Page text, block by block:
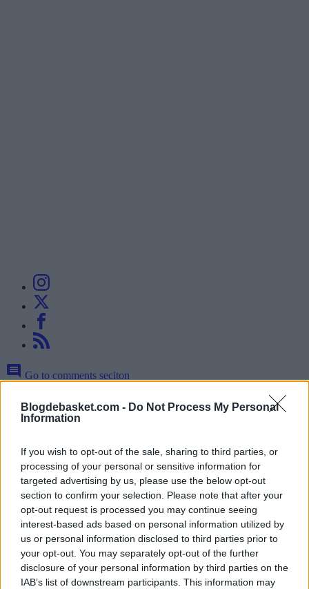
Blogdebasket.com - Do Not Process My Personal
Information
If you wish to opt-out of the sale, sharing to third parties, or
processing of your personal or sensitive information for
targeted advertising by us, please use the below opt-out
section to confirm your selection. Please note that after your
opt-out request is processed you may continue seeing
interest-based ads based on personal information utilized by
us or personal information disclosed to third parties prior to
your opt-out. You may separately opt-out of the further
disclosure of your personal information by third parties on the
IAB’s list of downstream participants. This information may
Go to comments seciton
Draymond Greenrecibió una técnica por celebrar de manera
exagerada una canasta de Jordan Poole en la victoria de Golden
amargamente de la decisión de los colegiados: "Es la NBA,
hombre", dijo Green. "Tus compañeros de equipo hacen una buena
jugada, yo no afecté a la jugada. No había nadie cerca de mí. Así
que es una mierda. ¿Y el hecho de que eso vaya a contar en mi
cuenta de técnicos? Esto es ridículo".
Season-high in scoring for@Money23Green💥
pic.twitter.com/LSRiVpnmDP